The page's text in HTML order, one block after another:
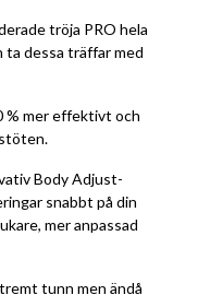
tröja PRO hela
ta dessa träffar med
% mer effektivt och
Body Adjust-
snabbt på din
mer anpassad
tunn men ändå